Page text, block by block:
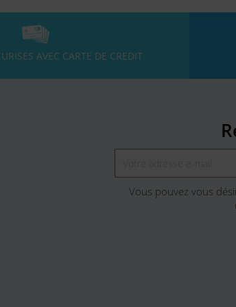
AVEC CARTE DE CREDIT
Vous pouvez vous